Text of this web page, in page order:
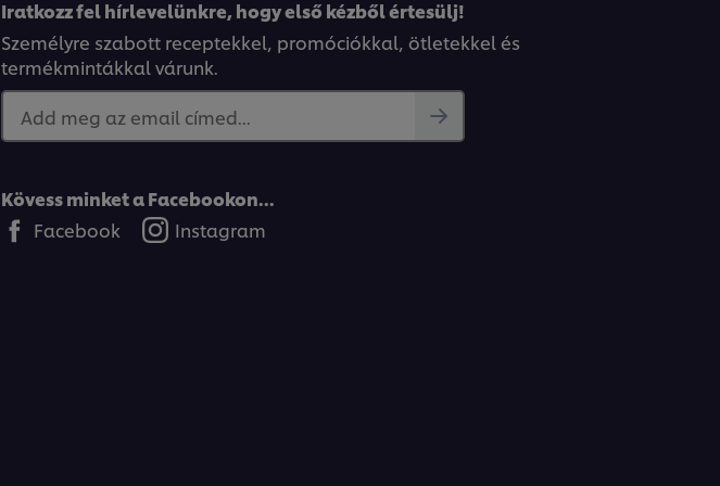
Iratkozz fel hírlevelünkre, hogy első kézből értesülj!
Személyre szabott receptekkel, promóciókkal, ötletekkel és
termékmintákkal várunk.
Add meg az email címed...
Kövess minket a Facebookon...
Facebook
Instagram